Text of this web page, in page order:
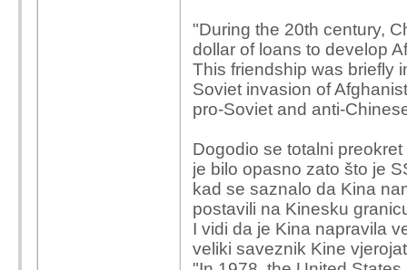
"During the 20th century,
dollar of loans to develop
This friendship was briefly
Soviet invasion of
pro-Soviet and anti-
Dogodio se totalni
je bilo opasno zato što je
kad se saznalo da Kina
postavili na Kinesku
I vidi da je Kina napravila
veliki saveznik Kine